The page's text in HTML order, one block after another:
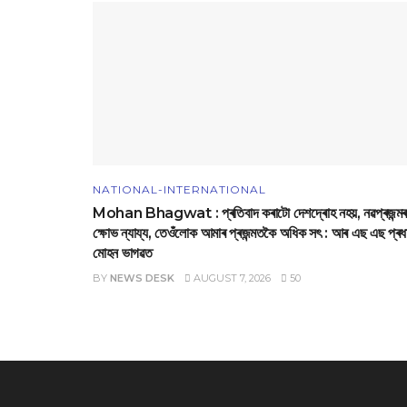
NATIONAL-INTERNATIONAL
Mohan Bhagwat : প্ৰতিবাদ কৰাটো দেশদ্ৰোহ নহয়, নৱপ্ৰজন্মৰ
ক্ষোভ ন্যায্য, তেওঁলোক আমাৰ প্ৰজন্মতকৈ অধিক সৎ : আৰ এছ এছ
মোহন ভাগৱত
BY NEWS DESK AUGUST 7, 2026 50